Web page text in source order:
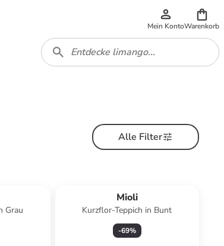
Mein KontoWarenkorb
Alle Filter
Grau
Mioli
Kurzflor-Teppich in Bunt
-69%